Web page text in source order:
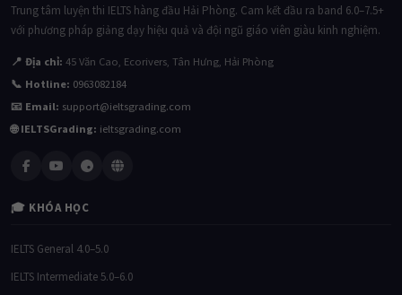
Trung tâm luyện thi IELTS hàng đầu Hải Phòng. Cam kết đầu ra band 6.0–7.5+
với phương pháp giảng dạy hiệu quả và đội ngũ giáo viên giàu kinh nghiệm.
📍 Địa chỉ: 45 Văn Cao, Ecorivers, Tân Hưng, Hải Phòng
📞 Hotline: 0963082184
📧 Email: support@ieltsgrading.com
🌐 IELTSGrading: ieltsgrading.com
🎓 KHÓA HỌC
IELTS General 4.0–5.0
IELTS Intermediate 5.0–6.0